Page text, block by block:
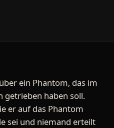
ein Phantom, das im
getrieben haben soll.
er auf das Phantom
sei und niemand erteilt